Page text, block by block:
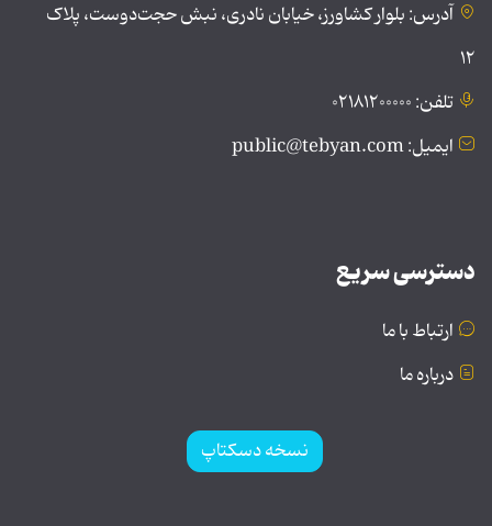
آدرس: بلوار کشاورز، خیابان نادری، نبش حجت‌دوست، پلاک
۱۲
تلفن: ۰۲۱۸۱۲۰۰۰۰۰
ایمیل: public@tebyan.com
دسترسی سریع
ارتباط با ما
درباره ما
نسخه دسکتاپ